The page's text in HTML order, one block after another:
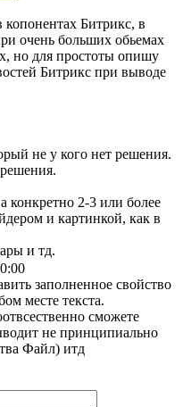
Битрикс, в
очень больших обьемах
но для простоты опишу
Битрикс при выводе
не у кого нет решения.
конкретно 2-3 или более
и картинкой, как в
и тд.
заполненное свойство
месте текста.
сможете
не принципиально
Файл) итд